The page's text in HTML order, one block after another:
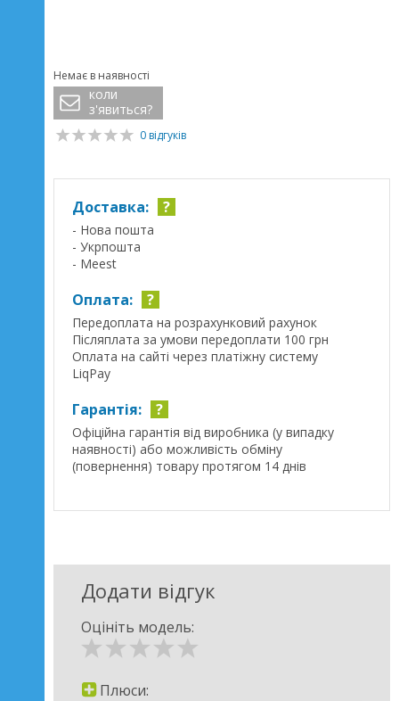
Немає в наявності
коли
з'явиться?
0 відгуків
Доставка: ?
- Нова пошта
- Укрпошта
- Meest
Оплата: ?
Передоплата на розрахунковий рахунок
Післяплата за умови передоплати 100 грн
Оплата на сайті через платіжну систему
LiqPay
Гарантія: ?
Офіційна гарантія від виробника (у випадку
наявності) або можливість обміну
(повернення) товару протягом 14 днів
Додати відгук
Оцініть модель:
Плюси: